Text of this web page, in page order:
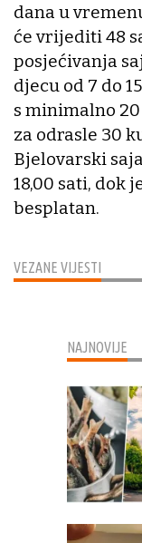
VEZANE VIJESTI
dana u
će vrijediti 48
posjećivanja
djecu od 7 do
s minimalno
za odrasle 30
Bjelovarski
18,00 sati, dok
besplatan.
NAJNOVIJE